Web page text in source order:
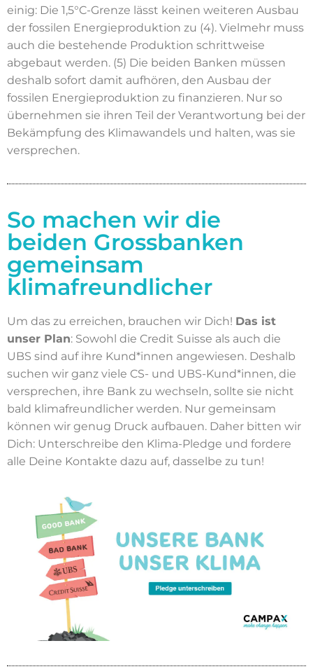
einig: Die 1,5°C-Grenze lässt keinen weiteren Ausbau
der fossilen Energieproduktion zu (4). Vielmehr muss
auch die bestehende Produktion schrittweise
abgebaut werden. (5) Die beiden Banken müssen
deshalb sofort damit aufhören, den Ausbau der
fossilen Energieproduktion zu finanzieren. Nur so
übernehmen sie ihren Teil der Verantwortung bei der
Bekämpfung des Klimawandels und halten, was sie
versprechen.
So machen wir die
beiden Grossbanken
gemeinsam
klimafreundlicher
Um das zu erreichen, brauchen wir Dich! Das ist
unser Plan: Sowohl die Credit Suisse als auch die
UBS sind auf ihre Kund*innen angewiesen. Deshalb
suchen wir ganz viele CS- und UBS-Kund*innen, die
versprechen, ihre Bank zu wechseln, sollte sie nicht
bald klimafreundlicher werden. Nur gemeinsam
können wir genug Druck aufbauen. Daher bitten wir
Dich: Unterschreibe den Klima-Pledge und fordere
alle Deine Kontakte dazu auf, dasselbe zu tun!